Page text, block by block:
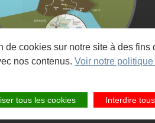
cookies sur notre site à des
nos contenus. Voir notre
tous les cookies Interdire